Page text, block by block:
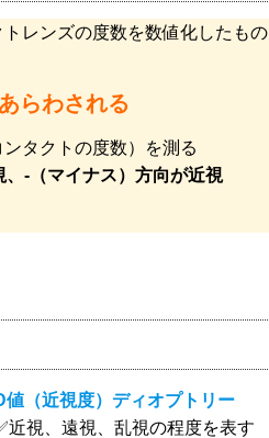
レンズの度数を数値化したもの
らわされる
タクトの度数）を測る
-（マイナス）方向が近視
値（近視度）ディオプトリー
近視、遠視、乱視の程度を表す